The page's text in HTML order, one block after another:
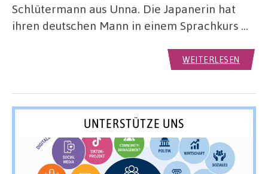
Schlütermann aus Unna. Die Japanerin hat
ihren deutschen Mann in einem Sprachkurs …
WEITERLESEN
UNTERSTÜTZE UNS